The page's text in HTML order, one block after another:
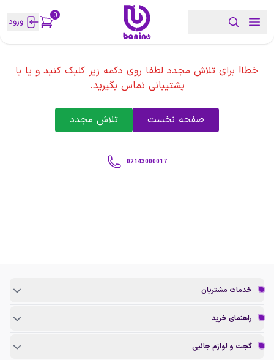
0 ورود
خطا! برای تلاش مجدد لطفا روی دکمه زیر کلیک کنید و یا با
پشتیبانی تماس بگیرید.
صفحه نخست تلاش مجدد
02143000017
خدمات مشتریان
راهنمای خرید
گجت و لوازم جانبی